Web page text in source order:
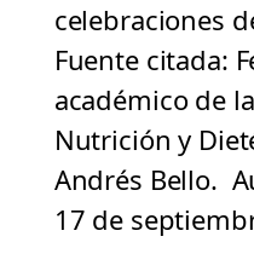
celebraciones
Fuente citada:
académico de
Nutrición y
Andrés Bello.
17 de